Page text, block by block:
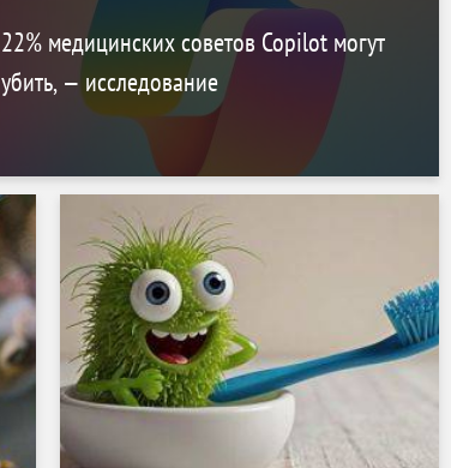
22% медицинских советов Copilot могут
убить, — исследование